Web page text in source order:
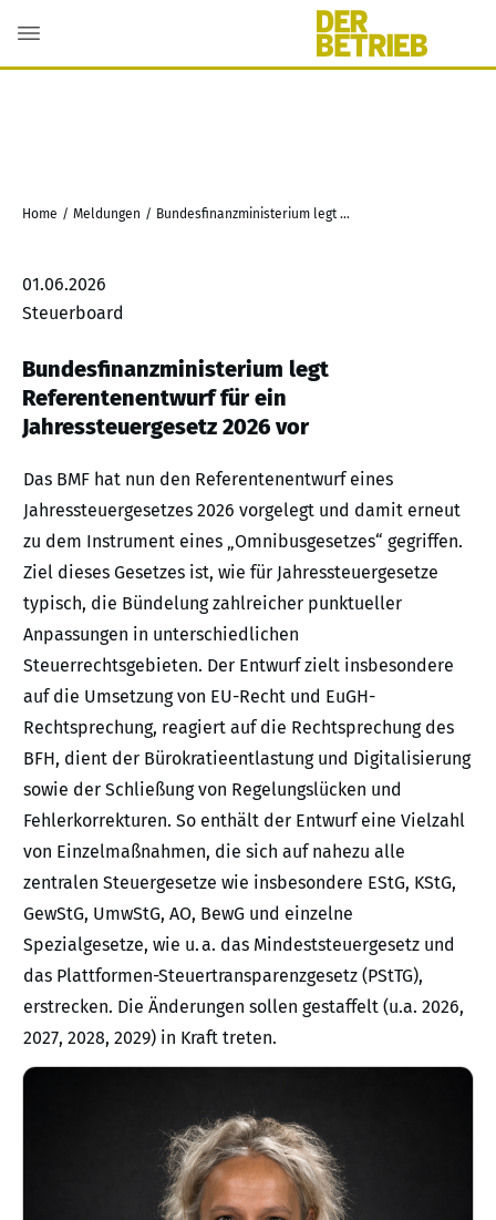
Home / Meldungen / Bundesfinanzministerium legt Referentenentwurf für ein Jahressteuergesetz 2026 vor
01.06.2026
Steuerboard
Bundesfinanzministerium legt
Referentenentwurf für ein
Jahressteuergesetz 2026 vor
Das BMF hat nun den Referentenentwurf eines
Jahressteuergesetzes 2026 vorgelegt und damit erneut
zu dem Instrument eines „Omnibusgesetzes“ gegriffen.
Ziel dieses Gesetzes ist, wie für Jahressteuergesetze
typisch, die Bündelung zahlreicher punktueller
Anpassungen in unterschiedlichen
Steuerrechtsgebieten. Der Entwurf zielt insbesondere
auf die Umsetzung von EU-Recht und EuGH-
Rechtsprechung, reagiert auf die Rechtsprechung des
BFH, dient der Bürokratieentlastung und Digitalisierung
sowie der Schließung von Regelungslücken und
Fehlerkorrekturen. So enthält der Entwurf eine Vielzahl
von Einzelmaßnahmen, die sich auf nahezu alle
zentralen Steuergesetze wie insbesondere EStG, KStG,
GewStG, UmwStG, AO, BewG und einzelne
Spezialgesetze, wie u. a. das Mindeststeuergesetz und
das Plattformen-Steuertransparenzgesetz (PStTG),
erstrecken. Die Änderungen sollen gestaffelt (u.a. 2026,
2027, 2028, 2029) in Kraft treten.